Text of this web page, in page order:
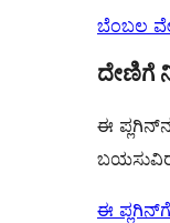
ಬೆಂಬಲ
ದೇಣಿಗೆ
ಈ
ಈ